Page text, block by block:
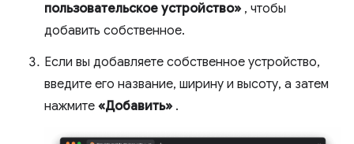
пользовательское устройство» , чтобы
добавить собственное.
Если вы добавляете собственное устройство,
введите его название, ширину и высоту, а затем
нажмите «Добавить» .